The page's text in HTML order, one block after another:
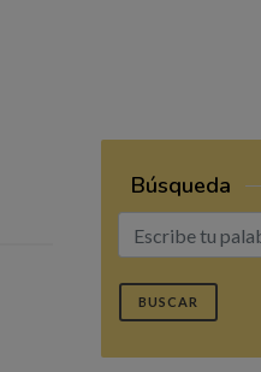
Búsqueda
BUSCAR